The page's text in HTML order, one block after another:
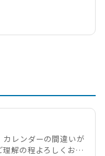
レンダーの間違いが
解の程よろしくお願